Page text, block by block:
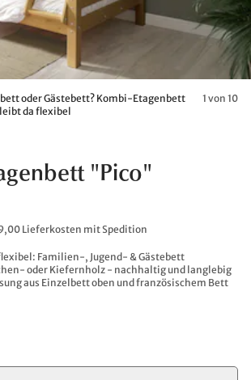
oder Gästebett? Kombi-Etagenbett
da flexibel
1 von 10
"Pico"
Lieferkosten mit Spedition
Familien-, Jugend- & Gästebett
oder Kiefernholz - nachhaltig und langlebig
aus Einzelbett oben und französischem Bett